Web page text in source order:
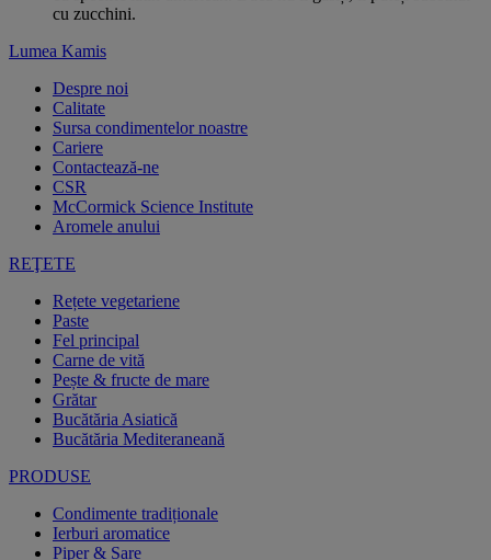
cu zucchini.
Lumea Kamis
Despre noi
Calitate
Sursa condimentelor noastre
Cariere
Contactează-ne
CSR
McCormick Science Institute
Aromele anului
REŢETE
Rețete vegetariene
Paste
Fel principal
Carne de vită
Pește & fructe de mare
Grătar
Bucătăria Asiatică
Bucătăria Mediteraneană
PRODUSE
Condimente tradiționale
Ierburi aromatice
Piper & Sare